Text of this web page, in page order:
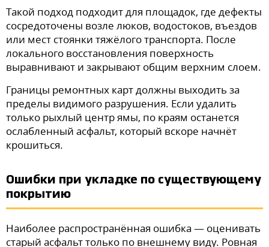
Такой подход подходит для площадок, где дефекты
сосредоточены возле люков, водостоков, въездов
или мест стоянки тяжёлого транспорта. После
локального восстановления поверхность
выравнивают и закрывают общим верхним слоем.
Границы ремонтных карт должны выходить за
пределы видимого разрушения. Если удалить
только рыхлый центр ямы, по краям останется
ослабленный асфальт, который вскоре начнёт
крошиться.
Ошибки при укладке по существующему
покрытию
Наиболее распространённая ошибка — оценивать
старый асфальт только по внешнему виду. Ровная